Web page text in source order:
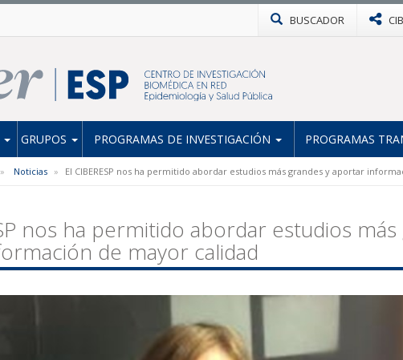
BUSCADOR
GRUPOS PROGRAMAS DE INVESTIGACIÓN PROGRAMAS
Noticias El CIBERESP nos ha permitido abordar estudios más grandes y aportar
nos ha permitido abordar estudios
de mayor calidad